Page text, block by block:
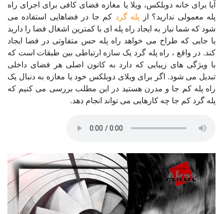
آیا برای خانه دوبلکس، ویلا یا مغازه فضای کافی برای اجرای راه‌
پله معمولی ندارید؟ از پله گرد کم جا در فضاهایی استفاده می
شود که شما نیاز به ایجاد راه پله ای با کمترین اشغال فضا را دارید
یا جایی که طراح می خواهد راه پله حس متفاوتی در فضا ایجاد
کند. در واقع ، راه پله گرد یک سازه ارتباطی بین طبقات است که
با ویژگی های زیبایی که دارد به کانون اصلی هر فضای داخلی
تبدیل می شود. اگر برای ویلای دوبلکس خود یا مغازه به دنبال یک
راه پله کم جا و مدرن هستید در این مطلب بررسی می کنیم که
پله گرد کم جا چه کارهایی می تواند انجام دهد.